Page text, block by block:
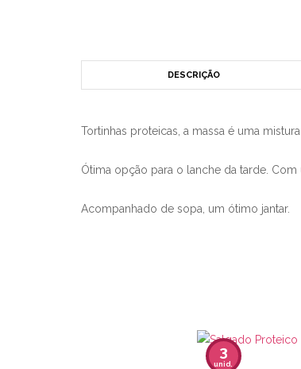
DESCRIÇÃO
Tortinhas proteicas, a massa é uma
Ótima opção para o lanche da tarde.
Acompanhado de sopa, um ótimo jantar.
3
unid.